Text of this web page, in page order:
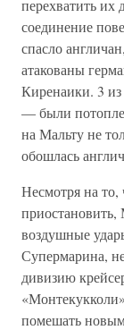
перехватить
соединение
спасло
атакованы
Киренаики. 3
— были
на Мальту не
обошлась
Несмотря на
приостановить,
воздушные
Супермарина,
дивизию
помешать